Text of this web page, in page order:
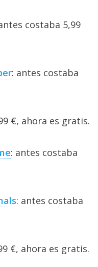
costaba 5,99
: antes costaba
€, ahora es gratis.
: antes costaba
: antes costaba
€, ahora es gratis.